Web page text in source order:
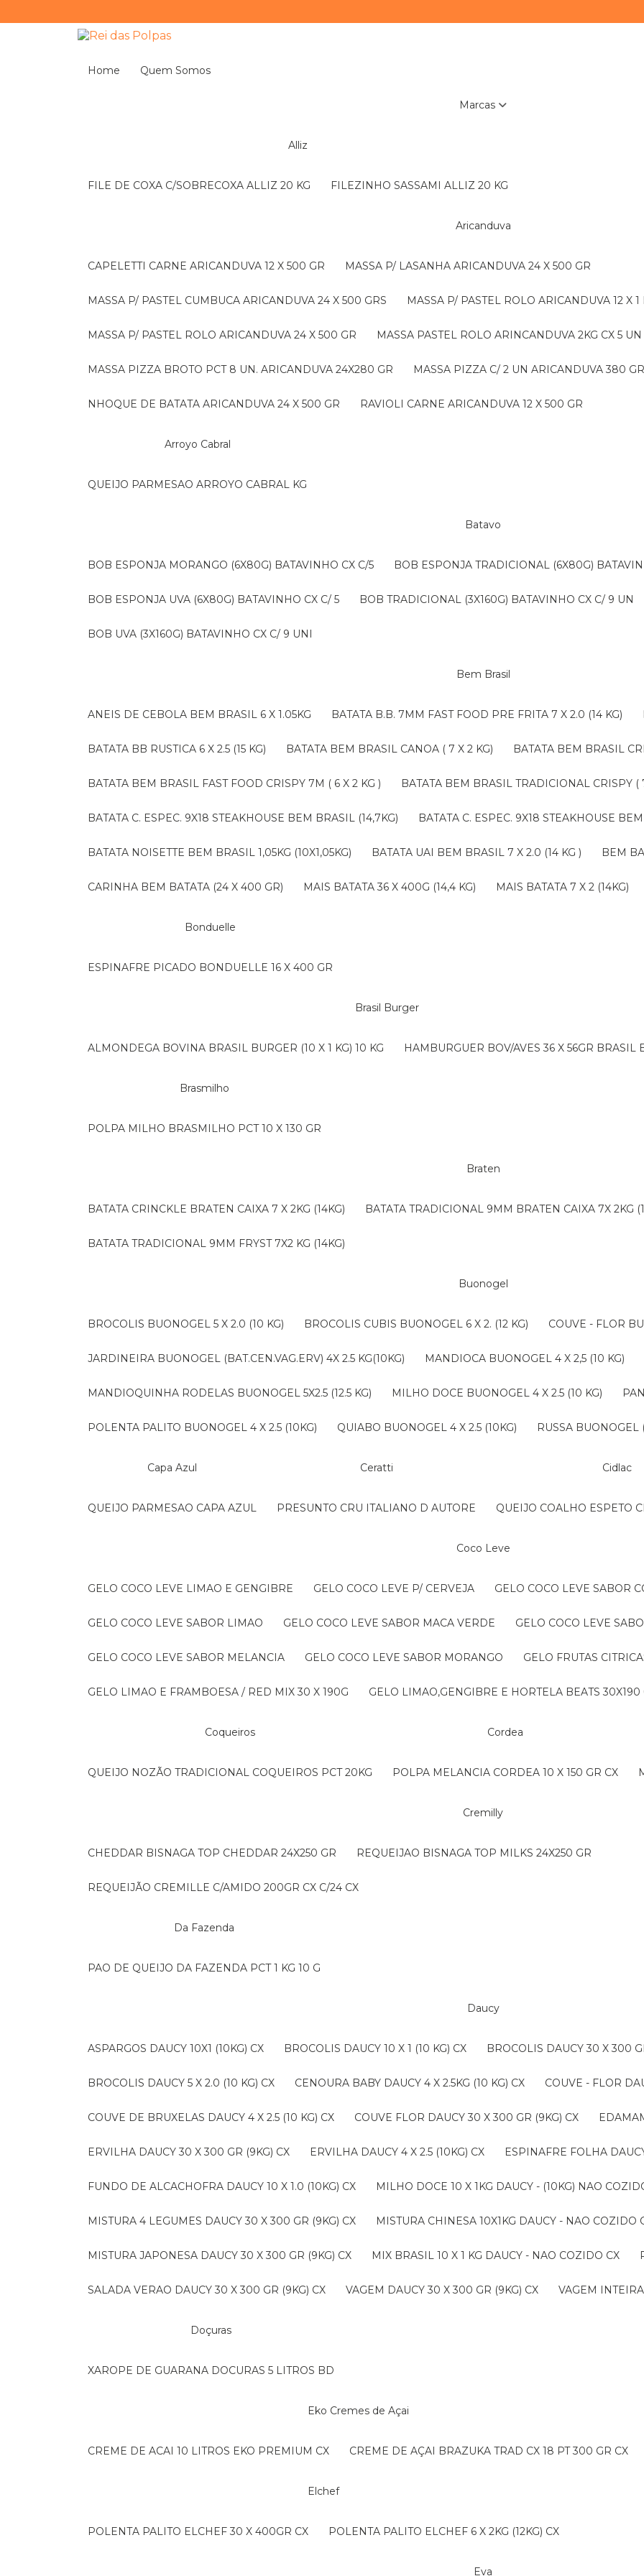
Home Quem Somos
Marcas
Alliz
FILE DE COXA C/SOBRECOXA ALLIZ 20 KG FILEZINHO SASSAMI ALLIZ 20 KG
Aricanduva
CAPELETTI CARNE ARICANDUVA 12 X 500 GR MASSA P/ LASANHA ARICANDUVA 24 X 500 GR
MASSA P/ PASTEL CUMBUCA ARICANDUVA 24 X 500 GRS MASSA P/ PASTEL ROLO ARICANDUVA 12 X 1
MASSA P/ PASTEL ROLO ARICANDUVA 24 X 500 GR MASSA PASTEL ROLO ARINCANDUVA 2KG CX 5 UN
MASSA PIZZA BROTO PCT 8 UN. ARICANDUVA 24X280 GR MASSA PIZZA C/ 2 UN ARICANDUVA 380 GR
NHOQUE DE BATATA ARICANDUVA 24 X 500 GR RAVIOLI CARNE ARICANDUVA 12 X 500 GR
Arroyo Cabral
QUEIJO PARMESAO ARROYO CABRAL KG
Batavo
BOB ESPONJA MORANGO (6X80G) BATAVINHO CX C/5 BOB ESPONJA TRADICIONAL (6X80G)
BOB ESPONJA UVA (6X80G) BATAVINHO CX C/ 5 BOB TRADICIONAL (3X160G) BATAVINHO CX C/ 9 UN
BOB UVA (3X160G) BATAVINHO CX C/ 9 UNI
Bem Brasil
ANEIS DE CEBOLA BEM BRASIL 6 X 1.05KG BATATA B.B. 7MM FAST FOOD PRE FRITA 7 X 2.0 (14 KG)
BATATA BB RUSTICA 6 X 2.5 (15 KG) BATATA BEM BRASIL CANOA ( 7 X 2 KG) BATATA BEM BRASIL
BATATA BEM BRASIL FAST FOOD CRISPY 7M ( 6 X 2 KG ) BATATA BEM BRASIL TRADICIONAL CRISPY (
BATATA C. ESPEC. 9X18 STEAKHOUSE BEM BRASIL (14,7KG) BATATA C. ESPEC. 9X18 STEAKHOUSE
BATATA NOISETTE BEM BRASIL 1,05KG (10X1,05KG) BATATA UAI BEM BRASIL 7 X 2.0 (14 KG ) BEM
CARINHA BEM BATATA (24 X 400 GR) MAIS BATATA 36 X 400G (14,4 KG) MAIS BATATA 7 X 2 (14KG)
Bonduelle
ESPINAFRE PICADO BONDUELLE 16 X 400 GR
Brasil Burger
ALMONDEGA BOVINA BRASIL BURGER (10 X 1 KG) 10 KG HAMBURGUER BOV/AVES 36 X 56GR BRASIL
Brasmilho
POLPA MILHO BRASMILHO PCT 10 X 130 GR
Braten
BATATA CRINCKLE BRATEN CAIXA 7 X 2KG (14KG) BATATA TRADICIONAL 9MM BRATEN CAIXA 7X 2KG
BATATA TRADICIONAL 9MM FRYST 7X2 KG (14KG)
Buonogel
BROCOLIS BUONOGEL 5 X 2.0 (10 KG) BROCOLIS CUBIS BUONOGEL 6 X 2. (12 KG) COUVE - FLOR
JARDINEIRA BUONOGEL (BAT.CEN.VAG.ERV) 4X 2.5 KG(10KG) MANDIOCA BUONOGEL 4 X 2,5 (10 KG)
MANDIOQUINHA RODELAS BUONOGEL 5X2.5 (12.5 KG) MILHO DOCE BUONOGEL 4 X 2.5 (10 KG)
POLENTA PALITO BUONOGEL 4 X 2.5 (10KG) QUIABO BUONOGEL 4 X 2.5 (10KG) RUSSA
Capa Azul
QUEIJO PARMESAO CAPA AZUL
Ceratti
PRESUNTO CRU ITALIANO D AUTORE
Cidlac
QUEIJO COALHO ESPETO
Coco Leve
GELO COCO LEVE LIMAO E GENGIBRE GELO COCO LEVE P/ CERVEJA GELO COCO LEVE SABOR
GELO COCO LEVE SABOR LIMAO GELO COCO LEVE SABOR MACA VERDE GELO COCO LEVE
GELO COCO LEVE SABOR MELANCIA GELO COCO LEVE SABOR MORANGO GELO FRUTAS
GELO LIMAO E FRAMBOESA / RED MIX 30 X 190G GELO LIMAO,GENGIBRE E HORTELA BEATS 30X190
Coqueiros
QUEIJO NOZÃO TRADICIONAL COQUEIROS PCT 20KG
Cordea
POLPA MELANCIA CORDEA 10 X 150 GR CX
Cremilly
CHEDDAR BISNAGA TOP CHEDDAR 24X250 GR REQUEIJAO BISNAGA TOP MILKS 24X250 GR
REQUEIJÃO CREMILLE C/AMIDO 200GR CX C/24 CX
Da Fazenda
PAO DE QUEIJO DA FAZENDA PCT 1 KG 10 G
Daucy
ASPARGOS DAUCY 10X1 (10KG) CX BROCOLIS DAUCY 10 X 1 (10 KG) CX BROCOLIS DAUCY 30 X 300
BROCOLIS DAUCY 5 X 2.0 (10 KG) CX CENOURA BABY DAUCY 4 X 2.5KG (10 KG) CX COUVE - FLOR
COUVE DE BRUXELAS DAUCY 4 X 2.5 (10 KG) CX COUVE FLOR DAUCY 30 X 300 GR (9KG) CX
ERVILHA DAUCY 30 X 300 GR (9KG) CX ERVILHA DAUCY 4 X 2.5 (10KG) CX ESPINAFRE FOLHA
FUNDO DE ALCACHOFRA DAUCY 10 X 1.0 (10KG) CX MILHO DOCE 10 X 1KG DAUCY - (10KG) NAO
MISTURA 4 LEGUMES DAUCY 30 X 300 GR (9KG) CX MISTURA CHINESA 10X1KG DAUCY - NAO COZIDO
MISTURA JAPONESA DAUCY 30 X 300 GR (9KG) CX MIX BRASIL 10 X 1 KG DAUCY - NAO COZIDO CX
SALADA VERAO DAUCY 30 X 300 GR (9KG) CX VAGEM DAUCY 30 X 300 GR (9KG) CX VAGEM
Doçuras
XAROPE DE GUARANA DOCURAS 5 LITROS BD
Eko Cremes de Açai
CREME DE ACAI 10 LITROS EKO PREMIUM CX CREME DE AÇAI BRAZUKA TRAD CX 18 PT 300 GR CX
Elchef
POLENTA PALITO ELCHEF 30 X 400GR CX POLENTA PALITO ELCHEF 6 X 2KG (12KG) CX
Eva